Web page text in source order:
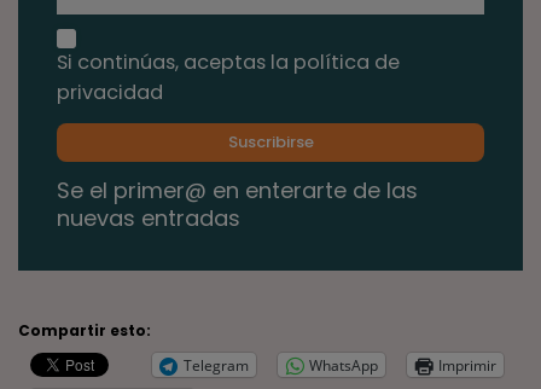
Si continúas, aceptas la política de
privacidad
Se el primer@ en enterarte de las
nuevas entradas
Compartir esto:
Telegram
WhatsApp
Imprimir